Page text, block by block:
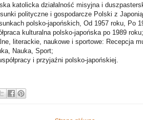
katolicka działalność misyjna i
polityczne i gospodarcze Polski z
polsko-japońskich, Od 1957 roku, Po
kulturalna polsko-japońska po 1989 roku;
literackie, naukowe i sportowe: Recepcja
Nauka, Sport;
i przyjaźni polsko-japońskiej.